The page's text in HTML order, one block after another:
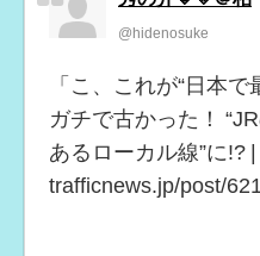
@hidenosuke
「こ、これが“日本
ガチで古かった！
あるローカル線”に!?
trafficnews.jp/post/